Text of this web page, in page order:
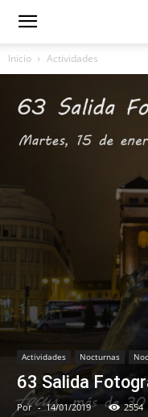
Inicio Actividades
Actividades Nocturnas
63 Salida
Por - 14/01/2019 2554